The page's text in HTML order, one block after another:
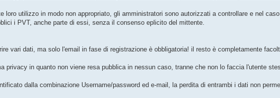
loro utilizzo in modo non appropriato, gli amministratori sono autorizzati a controllare e nel
i PVT, anche parte di essi, senza il consenso eplicito del mittente.
vari dati, ma solo l'email in fase di registrazione è obbligatoria! il resto è completamente
privacy in quanto non viene resa pubblica in nessun caso, tranne che non lo faccia l'utente
dalla combinazione Username/password ed e-mail, la perdita di entrambi i dati non